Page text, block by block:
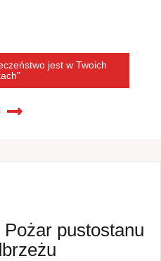
jest w Twoich
pustostanu